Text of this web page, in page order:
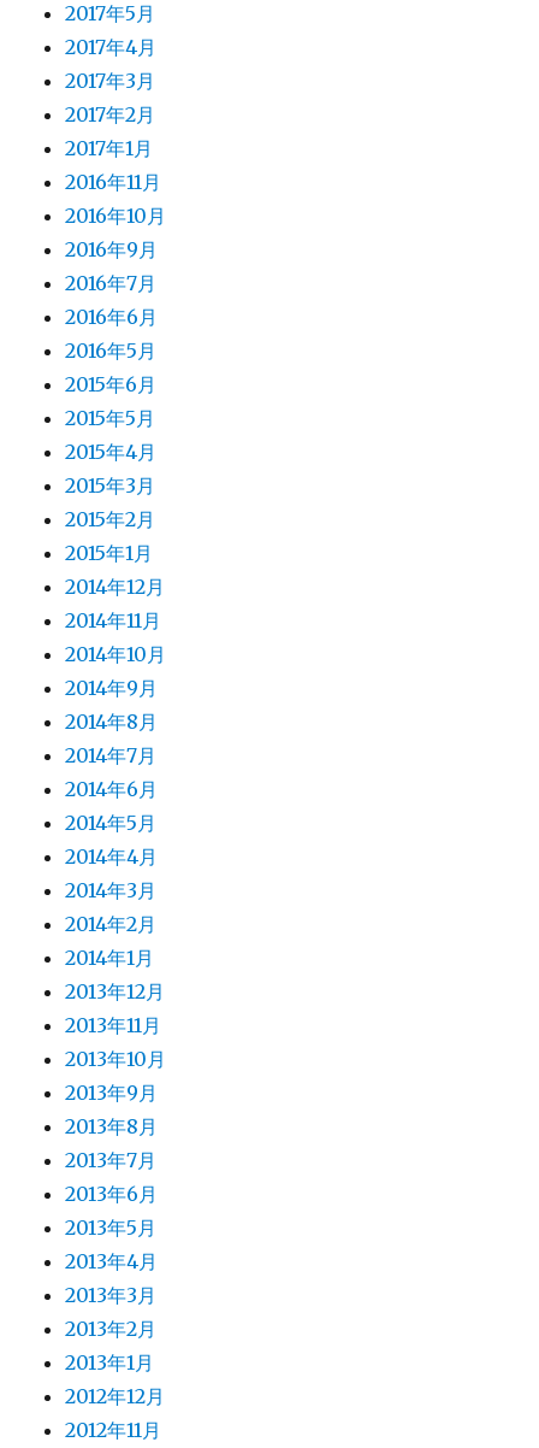
2017年5月
2017年4月
2017年3月
2017年2月
2017年1月
2016年11月
2016年10月
2016年9月
2016年7月
2016年6月
2016年5月
2015年6月
2015年5月
2015年4月
2015年3月
2015年2月
2015年1月
2014年12月
2014年11月
2014年10月
2014年9月
2014年8月
2014年7月
2014年6月
2014年5月
2014年4月
2014年3月
2014年2月
2014年1月
2013年12月
2013年11月
2013年10月
2013年9月
2013年8月
2013年7月
2013年6月
2013年5月
2013年4月
2013年3月
2013年2月
2013年1月
2012年12月
2012年11月